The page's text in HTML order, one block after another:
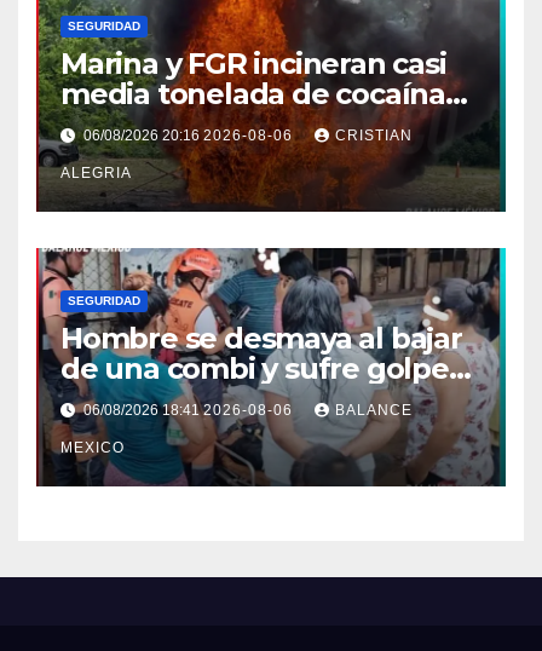
SEGURIDAD
Marina y FGR incineran casi
media tonelada de cocaína
asegurada frente a las costas
de Chiapas
06/08/2026 20:16 2026-08-06 CRISTIAN
ALEGRIA
SEGURIDAD
Hombre se desmaya al bajar
de una combi y sufre golpe
en la cabeza en Tapachula
06/08/2026 18:412026-08-06 BALANCE
MEXICO